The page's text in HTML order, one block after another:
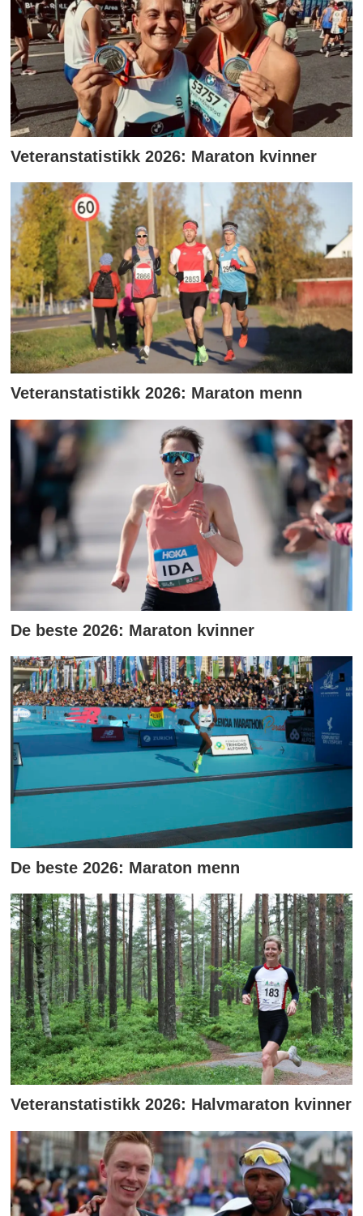
Veteranstatistikk 2026: Maraton kvinner
Veteranstatistikk 2026: Maraton menn
De beste 2026: Maraton kvinner
De beste 2026: Maraton menn
Veteranstatistikk 2026: Halvmaraton kvinner